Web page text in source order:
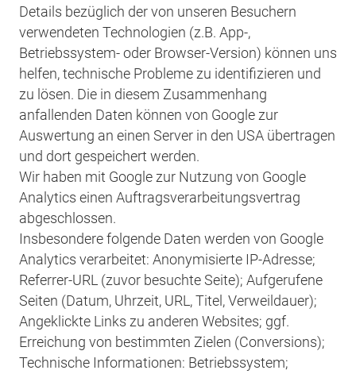
Details bezüglich der von unseren Besuchern
verwendeten Technologien (z.B. App-,
Betriebssystem- oder Browser-Version) können uns
helfen, technische Probleme zu identifizieren und
zu lösen. Die in diesem Zusammenhang
anfallenden Daten können von Google zur
Auswertung an einen Server in den USA übertragen
und dort gespeichert werden.
Wir haben mit Google zur Nutzung von Google
Analytics einen Auftragsverarbeitungsvertrag
abgeschlossen.
Insbesondere folgende Daten werden von Google
Analytics verarbeitet: Anonymisierte IP-Adresse;
Referrer-URL (zuvor besuchte Seite); Aufgerufene
Seiten (Datum, Uhrzeit, URL, Titel, Verweildauer);
Angeklickte Links zu anderen Websites; ggf.
Erreichung von bestimmten Zielen (Conversions);
Technische Informationen: Betriebssystem;